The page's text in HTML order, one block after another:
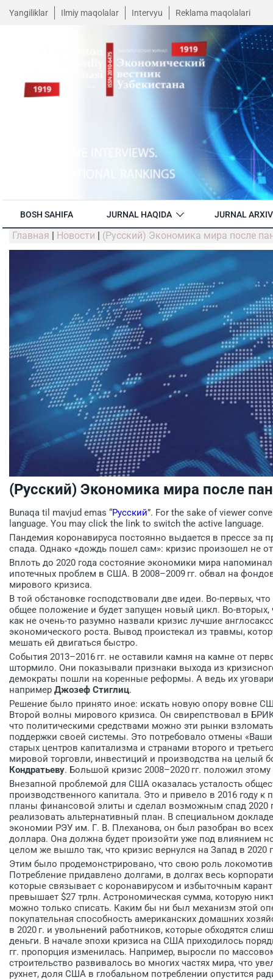
Yangiliklar Ilmiy maqolalar Intervyu Reklama maqolalari
BOSH SAHIFA JURNAL HAQIDA JURNAL
Главная | Новости | (Русский) Экономика мира после
(Русский) Экономика мира после
Bunaqa til mavjud emas “Русский”. For the sake of viewer
language. You may click the link to switch the active language.
Пандемия коронавируса постоянно выдается в прессе за
спада. Однако «дождь пошел сам»: кризис произошел не
Вплоть до 2020 года состояние экономики мира
ипотечных проблем в США. В 2008–2009 гг. обвал на
мирового кризиса.
В той обстановке господствовали две идеи. Во-первых,
общее положение и будет запущен новый цикл. Во-вторых,
как не очень-то разумно назвали кризис лучшие
экономического роста. Вывод проистекал из травмы,
мешать ей двигаться быстро.
События 2013–2016 гг. не оставили камня на камне от
штормило. Они показывали признаки выхода из
демократы пошли на коренные реформы. А ведь их
например Джозеф Стиглиц.
Решение было принято иное: искать новую опору вовне
Второй волны мирового кризиса. Он свирепствовал в
что политическими средствами можно эти рынки
поддержки своей системы. Это потребовало отмены
старых центров капитализма и странами второго и
мировой торговли, инвестиций и производства на
Кондратьеву. Большой кризис 2008–2020 гг. положил
Внезапной проблемой для США оказалась усталость
производственного капитала. Это и привело в 2016 году к
планы финансовой элиты и сделал возможным спад 2020
реализовать альтернативный план. В специальном
экономии РЭУ им. Г. В. Плеханова, он был разобран во
доллара. Она должна будет произойти уже под влиянием
целом же вышло так, что кризис вернулся на Запад в 2020
Этим было продемонстрировано, что свою роль
Потребление придавлено долгами, в долгах весь
которые связывает с коронавирусом и избыточным
превышает $27 трлн. Астрономическая сумма, которую
можно только списать. Каким бы ни был механизм этой
покупательная способность американских домашних
в 2020 г. и увольнений работников, которые обходятся
деньги. В начале эпохи кризиса на США приходилось
гг. пропорция изменилась. Например, выросли по
строительство развивалось во многих частях мира, что
рухнет, доля США в глобальном потреблении опустится